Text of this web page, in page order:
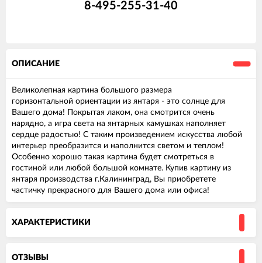
8-495-255-31-40
ОПИСАНИЕ
Великолепная картина большого размера
горизонтальной ориентации из янтаря - это солнце для
Вашего дома! Покрытая лаком, она смотрится очень
нарядно, а игра света на янтарных камушках наполняет
сердце радостью! С таким произведением искусства любой
интерьер преобразится и наполнится светом и теплом!
Особенно хорошо такая картина будет смотреться в
гостиной или любой большой комнате. Купив картину из
янтаря производства г.Калининград, Вы приобретете
частичку прекрасного для Вашего дома или офиса!
ХАРАКТЕРИСТИКИ
ОТЗЫВЫ